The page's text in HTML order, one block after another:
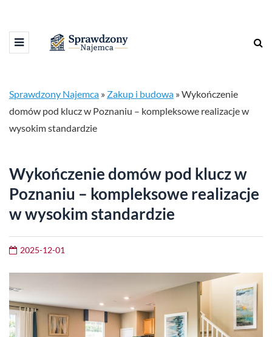
Sprawdzony Najemca » Zakup i budowa »Wykończenie
domów pod klucz w Poznaniu – kompleksowe realizacje w
wysokim standardzie
Wykończenie domów pod klucz w
Poznaniu – kompleksowe realizacje
w wysokim standardzie
2025-12-01